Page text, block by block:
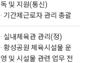
독 및 지원(통신)
· 기간제근로자 관리 총괄
· 실내체육관 관리(정)
· 황성공원 체육시설물 운
영 및 시설물 관련 업무 전